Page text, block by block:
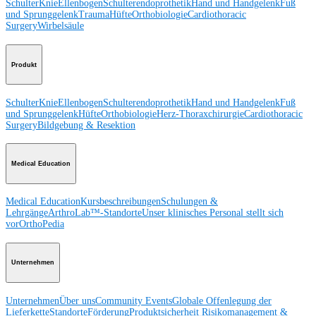
SchulterKnieEllenbogenSchulterendoprothetikHand und HandgelenkFuß
und SprunggelenkTraumaHüfteOrthobiologieCardiothoracic
SurgeryWirbelsäule
Produkt
SchulterKnieEllenbogenSchulterendoprothetikHand und HandgelenkFuß
und SprunggelenkHüfteOrthobiologieHerz-ThoraxchirurgieCardiothoracic
SurgeryBildgebung & Resektion
Medical Education
Medical EducationKursbeschreibungenSchulungen &
LehrgängeArthroLab™-StandorteUnser klinisches Personal stellt sich
vorOrthoPedia
Unternehmen
UnternehmenÜber unsCommunity EventsGlobale Offenlegung der
LieferketteStandorteFörderungProduktsicherheit Risikomanagement &